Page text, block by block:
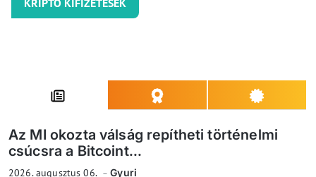
KRIPTO KIFIZETÉSEK
Az MI okozta válság repítheti történelmi
csúcsra a Bitcoint...
2026. augusztus 06. Gyuri